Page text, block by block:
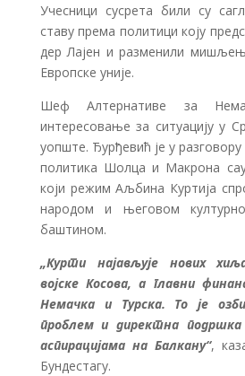
Учесници сусрета били су
ставу према политици коју
дер Лајен и разменили
Европске уније.
Шеф Алтернативе за
интересовање за ситуацију у
уопште. Ђурђевић је у
политика Шолца и Макрона
који режим Аљбина Куртија
народом и његовом
баштином.
„Курти најављује нових
војске Косова, а главни
Немачка и Турска. То је
проблем и директна подршка
аспирацијама на Балкану“,
Бундестагу.